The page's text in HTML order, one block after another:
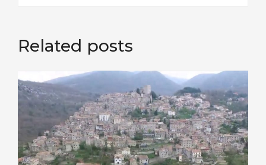
Related posts